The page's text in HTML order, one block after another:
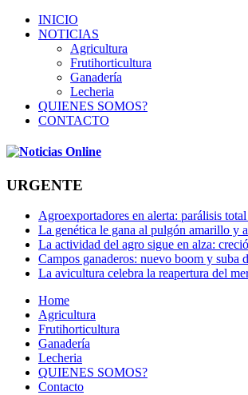
INICIO
NOTICIAS
Agricultura
Frutihorticultura
Ganadería
Lecheria
QUIENES SOMOS?
CONTACTO
URGENTE
Agroexportadores en alerta: parálisis
La genética le gana al pulgón amarillo y
La actividad del agro sigue en alza:
Campos ganaderos: nuevo boom y suba
La avicultura celebra la reapertura del
Home
Agricultura
Frutihorticultura
Ganadería
Lecheria
QUIENES SOMOS?
Contacto